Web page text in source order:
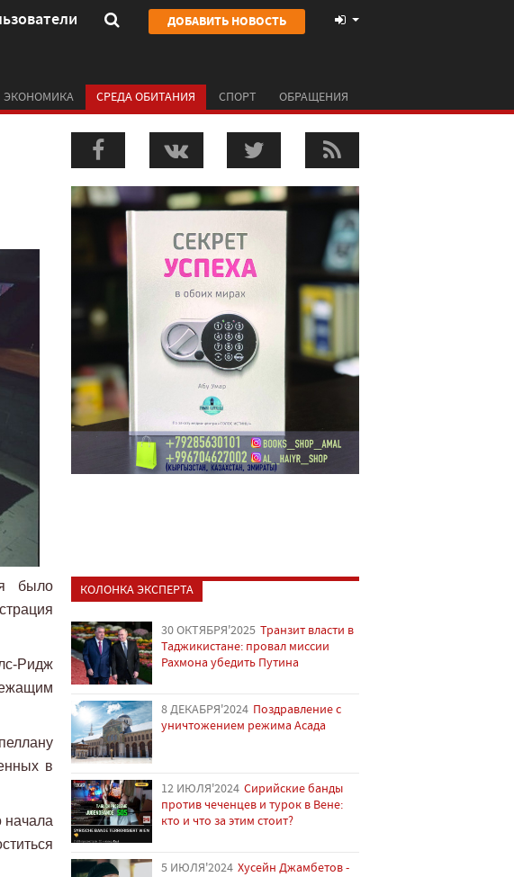
ДОБАВИТЬ НОВОСТЬ
ЭКОНОМИКА СРЕДА ОБИТАНИЯ СПОРТ ОБРАЩЕНИЯ
было
Ридж
в
начала
КОЛОНКА ЭКСПЕРТА
30 ОКТЯБРЯ'2025 Транзит власти в
Таджикистане: провал миссии
Рахмона убедить Путина
8 ДЕКАБРЯ'2024 Поздравление с
уничтожением режима Асада
12 ИЮЛЯ'2024 Сирийские банды
против чеченцев и турок в Вене:
кто и что за этим стоит?
5 ИЮЛЯ'2024 Хусейн Джамбетов -